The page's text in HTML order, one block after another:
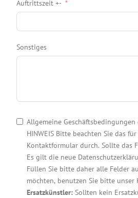
Auftrittszeit +-
Sonstiges
Allgemeine
HINWEIS Bitte beachten Sie das
Kontaktformular durch. Sollte das
Es gilt die neue
Füllen Sie bitte daher alle Felder
möchten, benutzen Sie bitte unser
Ersatzkünstler: Sollten kein